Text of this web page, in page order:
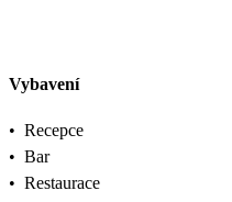
Vybavení
• Recepce
• Bar
• Restaurace